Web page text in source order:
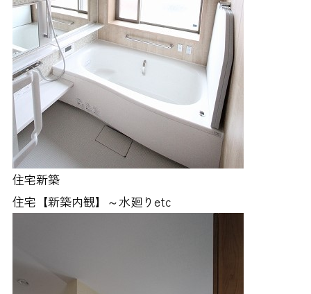
住宅新築
住宅【新築内観】～水廻りetc